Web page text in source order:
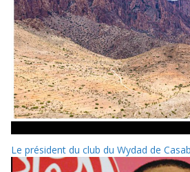
Le président du club du Wydad de